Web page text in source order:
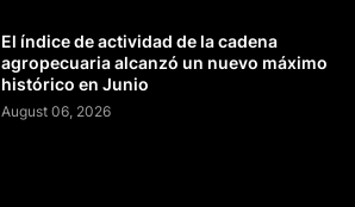
El índice de actividad de la cadena
agropecuaria alcanzó un nuevo máximo
histórico en Junio
August 06, 2026